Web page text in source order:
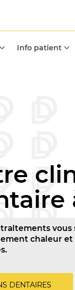
Info patient
traitements
chaleur et
DENTAIRES